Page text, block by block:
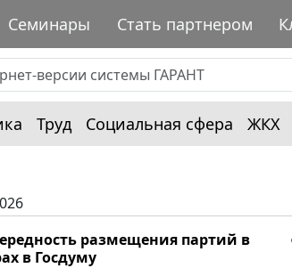
Семинары Стать партнером
Труд Социальная сфера ЖКХ
размещения партий в
в Госдуму